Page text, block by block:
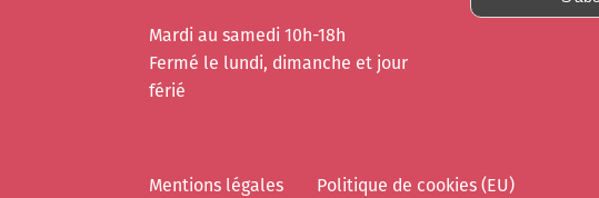
Mardi au samedi 10h-18h
Fermé le lundi, dimanche et jour
férié
Mentions légales Politique de cookies (EU)